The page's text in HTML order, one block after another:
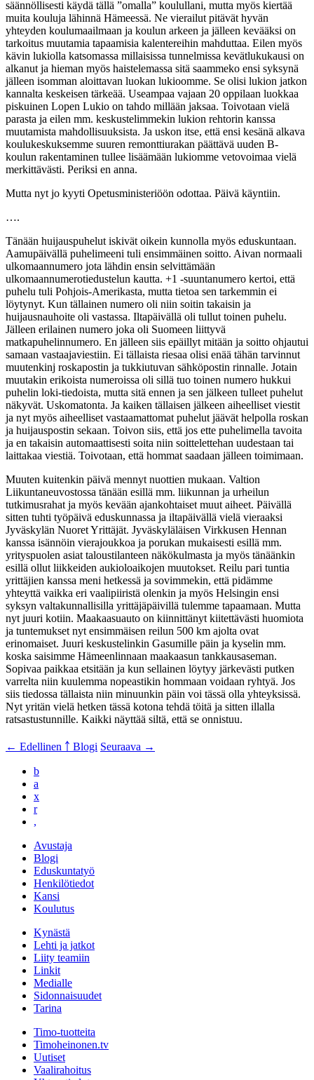
säännöllisesti käydä tällä ”omalla” koulullani, mutta myös kiertää
muita kouluja lähinnä Hämeessä. Ne vierailut pitävät hyvän
yhteyden koulumaailmaan ja koulun arkeen ja jälleen kevääksi on
tarkoitus muutamia tapaamisia kalentereihin mahduttaa. Eilen myös
kävin lukiolla katsomassa millaisissa tunnelmissa kevätlukukausi on
alkanut ja hieman myös haistelemassa sitä saammeko ensi syksynä
jälleen isomman aloittavan luokan lukioomme. Se olisi lukion jatkon
kannalta keskeisen tärkeää. Useampaa vajaan 20 oppilaan luokkaa
piskuinen Lopen Lukio on tahdo millään jaksaa. Toivotaan vielä
parasta ja eilen mm. keskustelimmekin lukion rehtorin kanssa
muutamista mahdollisuuksista. Ja uskon itse, että ensi kesänä alkava
koulukeskuksemme suuren remonttiurakan päättävä uuden B-
koulun rakentaminen tullee lisäämään lukiomme vetovoimaa vielä
merkittävästi. Periksi en anna.
Mutta nyt jo kyyti Opetusministeriöön odottaa. Päivä käyntiin.
….
Tänään huijauspuhelut iskivät oikein kunnolla myös eduskuntaan.
Aamupäivällä puhelimeeni tuli ensimmäinen soitto. Aivan normaali
ulkomaannumero jota lähdin ensin selvittämään
ulkomaannumerotiedustelun kautta. +1 -suuntanumero kertoi, että
puhelu tuli Pohjois-Amerikasta, mutta tietoa sen tarkemmin ei
löytynyt. Kun tällainen numero oli niin soitin takaisin ja
huijausnauhoite oli vastassa. Iltapäivällä oli tullut toinen puhelu.
Jälleen erilainen numero joka oli Suomeen liittyvä
matkapuhelinnumero. En jälleen siis epäillyt mitään ja soitto ohjautui
samaan vastaajaviestiin. Ei tällaista riesaa olisi enää tähän tarvinnut
muutenkinj roskapostin ja tukkiutuvan sähköpostin rinnalle. Jotain
muutakin erikoista numeroissa oli sillä tuo toinen numero hukkui
puhelin loki-tiedoista, mutta sitä ennen ja sen jälkeen tulleet puhelut
näkyvät. Uskomatonta. Ja kaiken tällaisen jälkeen aiheelliset viestit
ja nyt myös aiheelliset vastaamattomat puhelut jäävät helpolla roskan
ja huijauspostin sekaan. Toivon siis, että jos ette puhelimella tavoita
ja en takaisin automaattisesti soita niin soittelettehan uudestaan tai
laittakaa viestiä. Toivotaan, että hommat saadaan jälleen toimimaan.
Muuten kuitenkin päivä mennyt nuottien mukaan. Valtion
Liikuntaneuvostossa tänään esillä mm. liikunnan ja urheilun
tutkimusrahat ja myös kevään ajankohtaiset muut aiheet. Päivällä
sitten tuhti työpäivä eduskunnassa ja iltapäivällä vielä vieraaksi
Jyväskylän Nuoret Yrittäjät. Jyväskyläläisen Virkkusen Hennan
kanssa isännöin vierajoukkoa ja porukan mukaisesti esillä mm.
yrityspuolen asiat taloustilanteen näkökulmasta ja myös tänäänkin
esillä ollut liikkeiden aukioloaikojen muutokset. Reilu pari tuntia
yrittäjien kanssa meni hetkessä ja sovimmekin, että pidämme
yhteyttä vaikka eri vaalipiiristä olenkin ja myös Helsingin ensi
syksyn valtakunnallisilla yrittäjäpäivillä tulemme tapaamaan. Mutta
nyt juuri kotiin. Maakaasuauto on kiinnittänyt kiitettävästi huomiota
ja tuntemukset nyt ensimmäisen reilun 500 km ajolta ovat
erinomaiset. Juuri keskustelinkin Gasumille päin ja kyselin mm.
koska saisimme Hämeenlinnaan maakaasun tankkausaseman.
Sopivaa paikkaa etsitään ja kun sellainen löytyy järkevästi putken
varrelta niin kuulemma nopeastikin hommaan voidaan ryhtyä. Jos
siis tiedossa tällaista niin minuunkin päin voi tässä olla yhteyksissä.
Nyt yritän vielä hetken tässä kotona tehdä töitä ja sitten illalla
ratsastustunnille. Kaikki näyttää siltä, että se onnistuu.
← Edellinen ￪ Blogi Seuraava →
b
a
x
r
,
Avustaja
Blogi
Eduskuntatyö
Henkilötiedot
Kansi
Koulutus
Kynästä
Lehti ja jatkot
Liity teamiin
Linkit
Medialle
Sidonnaisuudet
Tarina
Timo-tuotteita
Timoheinonen.tv
Uutiset
Vaalirahoitus